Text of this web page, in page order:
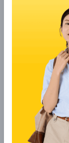
6. Hnoss
Hnoss là
năng động
cổ đức tại
nàng văn phòng